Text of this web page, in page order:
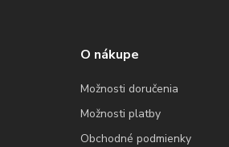
O nákupe
Možnosti doručenia
Možnosti platby
Obchodné podmienky